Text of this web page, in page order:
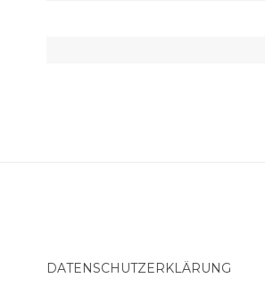
DATENSCHUTZERKLÄRUNG